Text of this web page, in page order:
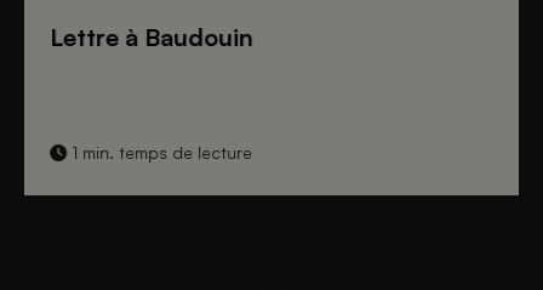
Lettre à Baudouin
1 min. temps de lecture